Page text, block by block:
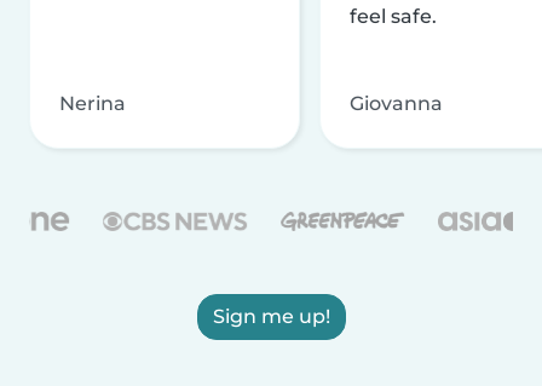
Nerina
feel safe.
Giovanna
Sign me up!